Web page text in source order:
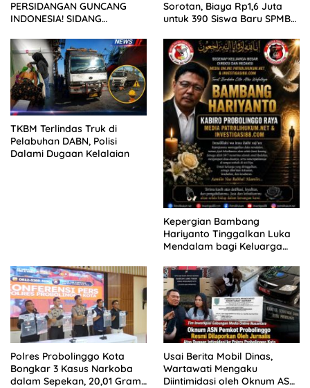
PERSIDANGAN GUNCANG
INDONESIA! SIDANG
KELUARGA KORBAN
MENGAMUK DI PN MALANG
Sorotan, Biaya Rp1,6 Juta
untuk 390 Siswa Baru SPMB
TKBM Terlindas Truk di
Pelabuhan DABN, Polisi
Dalami Dugaan Kelalaian
Kepergian Bambang
Hariyanto Tinggalkan Luka
Mendalam bagi Keluarga
Polres Probolinggo Kota
Bongkar 3 Kasus Narkoba
dalam Sepekan, 20,01 Gram
Usai Berita Mobil Dinas,
Wartawati Mengaku
Diintimidasi oleh Oknum ASN